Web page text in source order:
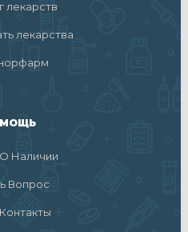
лекарств
лекарства
Наличии
Вопрос